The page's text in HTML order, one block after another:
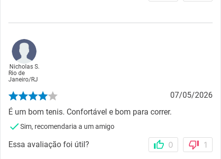
Nicholas S.
Rio de
Janeiro/RJ
07/05/2026
É um bom tenis. Confortável e bom para correr.
Sim, recomendaria a um amigo
Essa avaliação foi útil? 0 1